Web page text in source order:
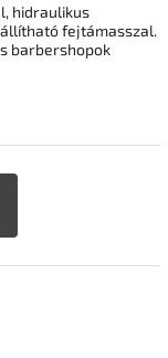
hidraulikus
fejtámasszal.
barbershopok